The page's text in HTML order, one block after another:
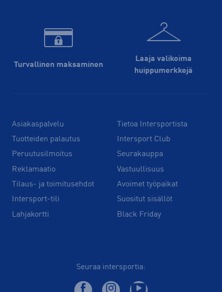
Turvallinen maksaminen
Laaja valikoima
huippu­merkkejä
Asiakaspalvelu
Tuotteiden palautus
Peruutusilmoitus
Reklamaatio
Tilaus- ja toimitusehdot
Intersport-tili
Lahjakortti
Tietoa Intersportista
Intersport Club
Seurakauppa
Vastuullisuus
Avoimet työpaikat
Suositut sisällöt
Black Friday
Seuraa intersportia: